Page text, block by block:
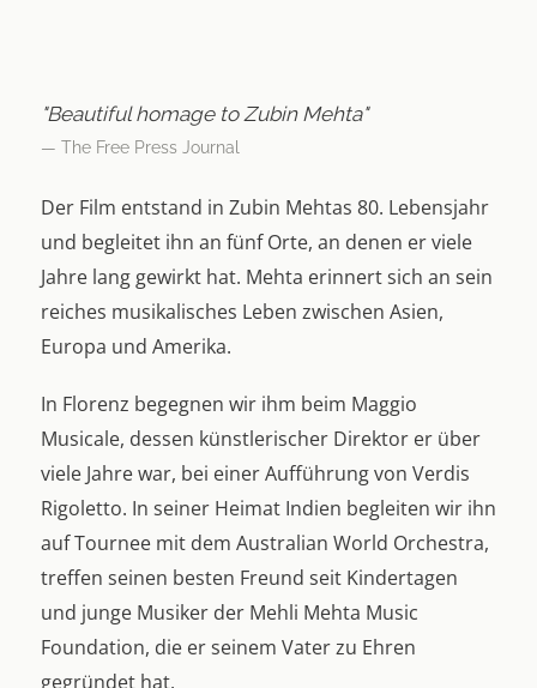
"Beautiful homage to Zubin Mehta"
— The Free Press Journal
Der Film entstand in Zubin Mehtas 80. Lebensjahr
und begleitet ihn an fünf Orte, an denen er viele
Jahre lang gewirkt hat. Mehta erinnert sich an sein
reiches musikalisches Leben zwischen Asien,
Europa und Amerika.
In Florenz begegnen wir ihm beim Maggio
Musicale, dessen künstlerischer Direktor er über
viele Jahre war, bei einer Aufführung von Verdis
Rigoletto. In seiner Heimat Indien begleiten wir ihn
auf Tournee mit dem Australian World Orchestra,
treffen seinen besten Freund seit Kindertagen
und junge Musiker der Mehli Mehta Music
Foundation, die er seinem Vater zu Ehren
gegründet hat.